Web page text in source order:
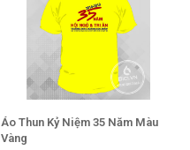
Áo Thun Kỷ Niệm 35 Năm Màu
Vàng